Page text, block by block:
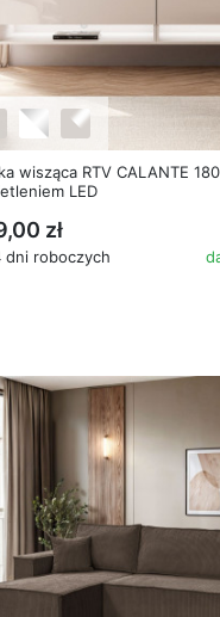
wisząca RTV CALANTE
LED
zł
dni roboczych